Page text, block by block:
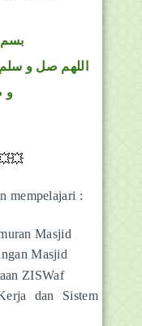
بسم
اللهم صل و
و
mempelajari :
Masjid
Masjid
ZISWaf
dan Sistem